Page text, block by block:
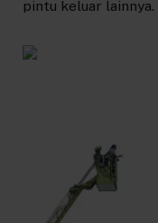
pintu keluar lainnya.